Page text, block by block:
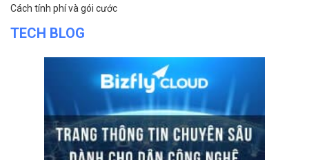
Cách tính phí và gói cước
TECH BLOG